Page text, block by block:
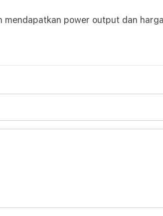
power output dan